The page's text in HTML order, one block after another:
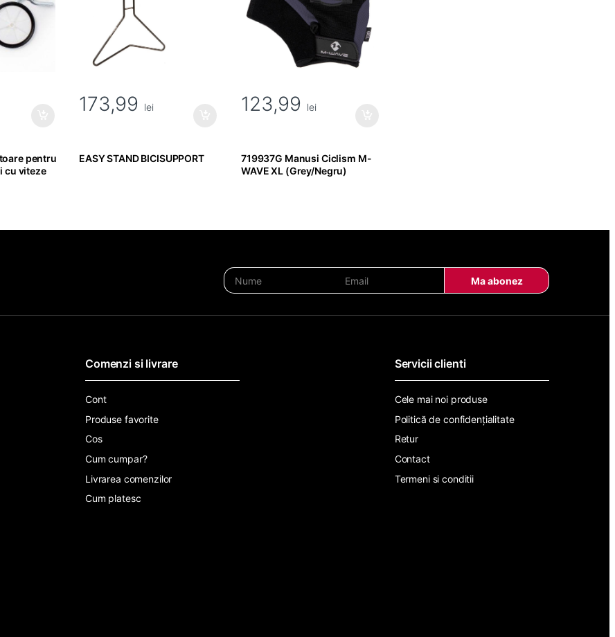
pentru
cu viteze
EASY STAND BICISUPPORT
173,99 lei
719937G Manusi Ciclism M-
WAVE XL (Grey/Negru)
123,99 lei
a
Ma abonez
Comenzi si livrare
Cont
Produse favorite
Cos
Cum cumpar?
Livrarea comenzilor
Cum platesc
Servicii clienti
Cele mai noi produse
Politică de confidențialitate
Retur
Contact
Termeni si conditii